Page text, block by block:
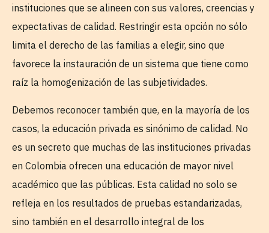
instituciones que se alineen con sus valores, creencias y
expectativas de calidad. Restringir esta opción no sólo
limita el derecho de las familias a elegir, sino que
favorece la instauración de un sistema que tiene como
raíz la homogenización de las subjetividades.
Debemos reconocer también que, en la mayoría de los
casos, la educación privada es sinónimo de calidad. No
es un secreto que muchas de las instituciones privadas
en Colombia ofrecen una educación de mayor nivel
académico que las públicas. Esta calidad no solo se
refleja en los resultados de pruebas estandarizadas,
sino también en el desarrollo integral de los